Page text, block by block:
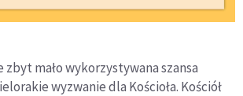
mało wykorzystywana szansa
wyzwanie dla Kościoła. Kościół